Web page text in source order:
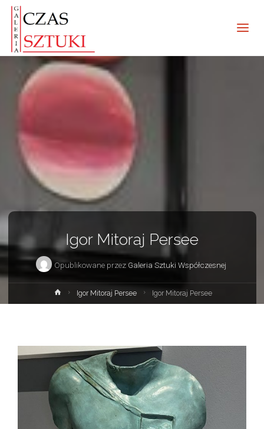
Igor Mitoraj Persee
Opublikowane przez Galeria Sztuki Współczesnej
Strona
główna
Igor Mitoraj Persee Igor Mitoraj Persee